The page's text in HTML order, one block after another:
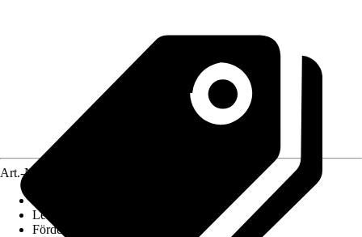
Art.-Nr.
Leistung der Pumpe
Fördermenge